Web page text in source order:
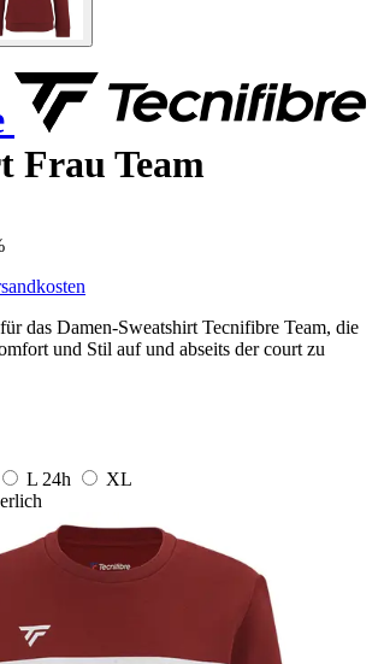
Frau Team
das Damen-Sweatshirt Tecnifibre Team, die
und Stil auf und abseits der court zu
L 24h
XL